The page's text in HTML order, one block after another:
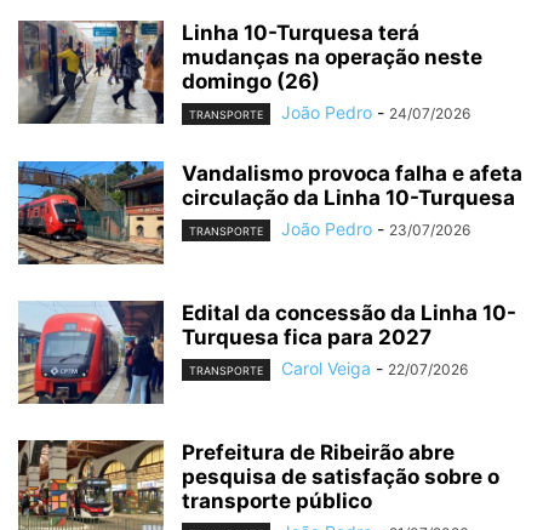
Linha 10-Turquesa terá
mudanças na operação neste
domingo (26)
TRANSPORTE João Pedro - 24/07/2026
Vandalismo provoca falha e afeta
circulação da Linha 10-Turquesa
TRANSPORTE João Pedro - 23/07/2026
Edital da concessão da Linha 10-
Turquesa fica para 2027
TRANSPORTE Carol Veiga - 22/07/2026
Prefeitura de Ribeirão abre
pesquisa de satisfação sobre o
transporte público